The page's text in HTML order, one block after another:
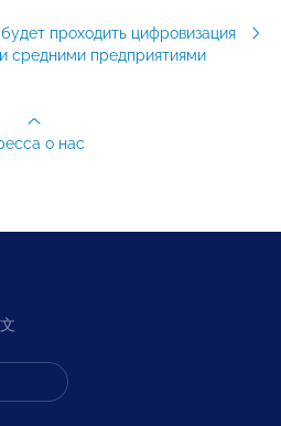
проходить цифровизация
средними предприятиями
о нас